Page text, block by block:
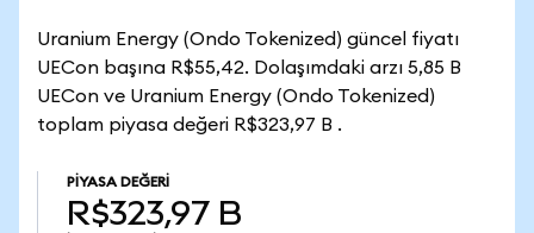
Uranium Energy (Ondo Tokenized) güncel fiyatı
UECon başına R$55,42. Dolaşımdaki arzı 5,85 B
UECon ve Uranium Energy (Ondo Tokenized)
toplam piyasa değeri R$323,97 B .
PIYASA DEĞERI
R$323,97 B